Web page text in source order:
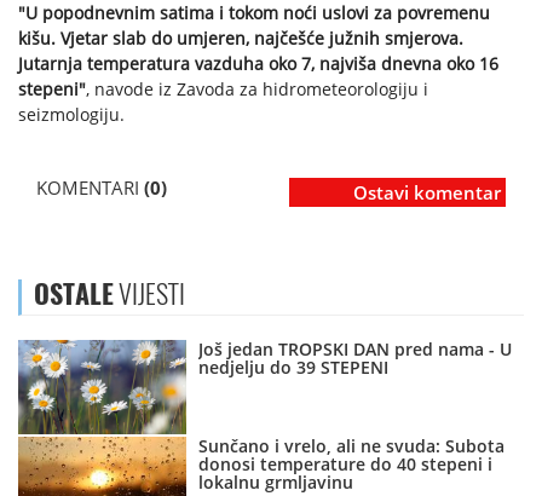
"U popodnevnim satima i tokom noći uslovi za povremenu
kišu. Vjetar slab do umjeren, najčešće južnih smjerova.
Jutarnja temperatura vazduha oko 7, najviša dnevna oko 16
stepeni", navode iz Zavoda za hidrometeorologiju i
seizmologiju.
KOMENTARI (0) Ostavi komentar
OSTALEVIJESTI
Još jedan TROPSKI DAN pred nama - U
nedjelju do 39 STEPENI
Sunčano i vrelo, ali ne svuda: Subota
donosi temperature do 40 stepeni i
lokalnu grmljavinu